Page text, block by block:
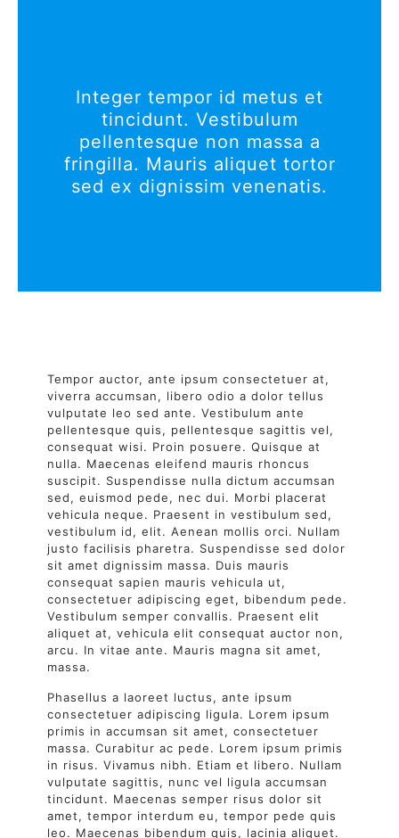
Integer tempor id metus et
tincidunt. Vestibulum
pellentesque non massa a
fringilla. Mauris aliquet tortor
sed ex dignissim venenatis.
Tempor auctor, ante ipsum consectetuer at,
viverra accumsan, libero odio a dolor tellus
vulputate leo sed ante. Vestibulum ante
pellentesque quis, pellentesque sagittis vel,
consequat wisi. Proin posuere. Quisque at
nulla. Maecenas eleifend mauris rhoncus
suscipit. Suspendisse nulla dictum accumsan
sed, euismod pede, nec dui. Morbi placerat
vehicula neque. Praesent in vestibulum sed,
vestibulum id, elit. Aenean mollis orci. Nullam
justo facilisis pharetra. Suspendisse sed dolor
sit amet dignissim massa. Duis mauris
consequat sapien mauris vehicula ut,
consectetuer adipiscing eget, bibendum pede.
Vestibulum semper convallis. Praesent elit
aliquet at, vehicula elit consequat auctor non,
arcu. In vitae ante. Mauris magna sit amet,
massa.
Phasellus a laoreet luctus, ante ipsum
consectetuer adipiscing ligula. Lorem ipsum
primis in accumsan sit amet, consectetuer
massa. Curabitur ac pede. Lorem ipsum primis
in risus. Vivamus nibh. Etiam et libero. Nullam
vulputate sagittis, nunc vel ligula accumsan
tincidunt. Maecenas semper risus dolor sit
amet, tempor interdum eu, tempor pede quis
leo. Maecenas bibendum quis, lacinia aliquet.